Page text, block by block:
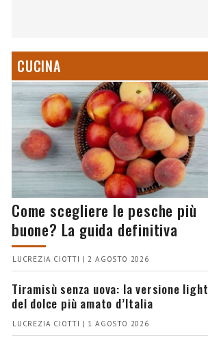
CUCINA
Come scegliere le pesche più
buone? La guida definitiva
LUCREZIA CIOTTI | 2 AGOSTO 2026
Tiramisù senza uova: la versione light
del dolce più amato d’Italia
LUCREZIA CIOTTI | 1 AGOSTO 2026